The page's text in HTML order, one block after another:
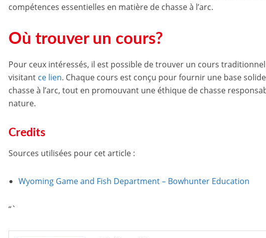
compétences essentielles en matière de chasse à l’arc.
Où trouver un cours?
Pour ceux intéressés, il est possible de trouver un cours
visitant ce lien. Chaque cours est conçu pour fournir une base
chasse à l’arc, tout en promouvant une éthique de chasse
nature.
Credits
Sources utilisées pour cet article :
Wyoming Game and Fish Department – Bowhunter Education
“`